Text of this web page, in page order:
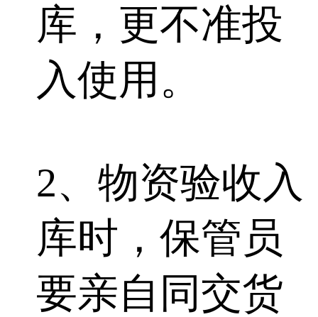
库，更不准投
入使用。
2、物资验收入
库时，保管员
要亲自同交货